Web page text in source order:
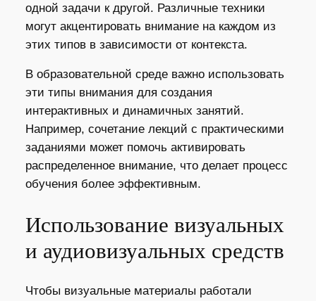
одной задачи к другой. Различные техники
могут акцентировать внимание на каждом из
этих типов в зависимости от контекста.
В образовательной среде важно использовать
эти типы внимания для создания
интерактивных и динамичных занятий.
Например, сочетание лекций с практическими
заданиями может помочь активировать
распределенное внимание, что делает процесс
обучения более эффективным.
Использование визуальных
и аудиовизуальных средств
Чтобы визуальные материалы работали